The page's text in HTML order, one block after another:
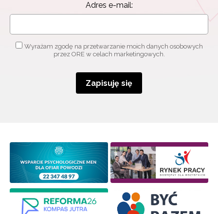
Adres e-mail:
Wyrażam zgodę na przetwarzanie moich danych osobowych
przez ORE w celach marketingowych.
Zapisuję się